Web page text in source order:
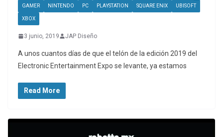
GAMER NINTENDO PC PLAYSTATION SQUARE ENIX UBISOFT
XBOX
3 junio, 2019 JAP Diseño
A unos cuantos días de que el telón de la edición 2019 del
Electronic Entertainment Expo se levante, ya estamos
Read More